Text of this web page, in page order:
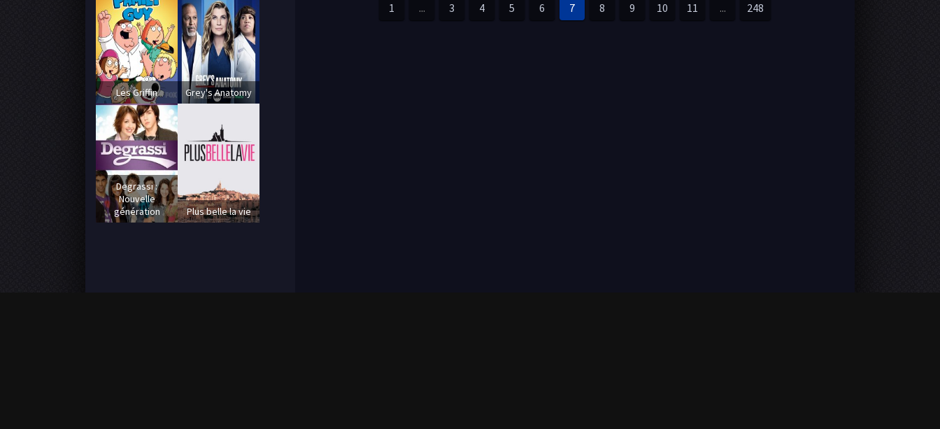
1 ... 3 4 5 6 7 8 9 10 11 ... 248
Les Griffin Grey's Anatomy
Degrassi :
Nouvelle
génération
Plus belle la vie